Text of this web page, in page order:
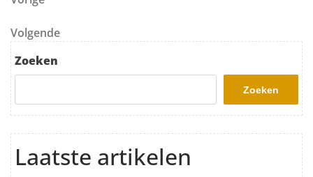
Volgend bericht
Volgende
Zoeken
Zoeken
Laatste artikelen